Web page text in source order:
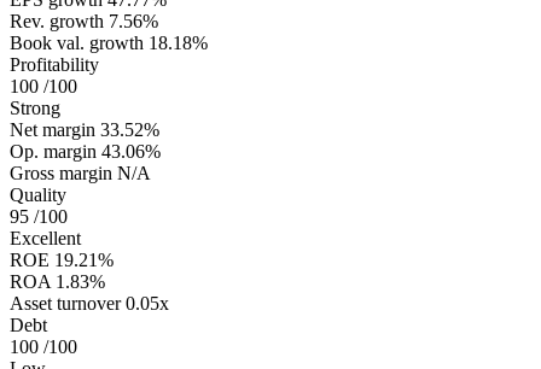
Rev. growth 7.56%
Book val. growth 18.18%
Profitability
100 /100
Strong
Net margin 33.52%
Op. margin 43.06%
Gross margin N/A
Quality
95 /100
Excellent
ROE 19.21%
ROA 1.83%
Asset turnover 0.05x
Debt
100 /100